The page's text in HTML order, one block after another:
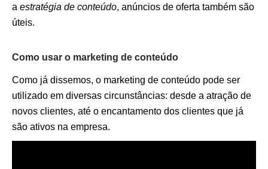
a estratégia de conteúdo, anúncios de oferta também são
úteis.
Como usar o marketing de conteúdo
Como já dissemos, o marketing de conteúdo pode ser
utilizado em diversas circunstâncias: desde a atração de
novos clientes, até o encantamento dos clientes que já
são ativos na empresa.